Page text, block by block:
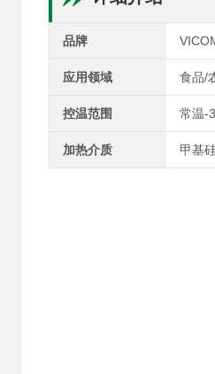
品牌
应用领域 食品/
控温范围 常温-
加热介质 甲基